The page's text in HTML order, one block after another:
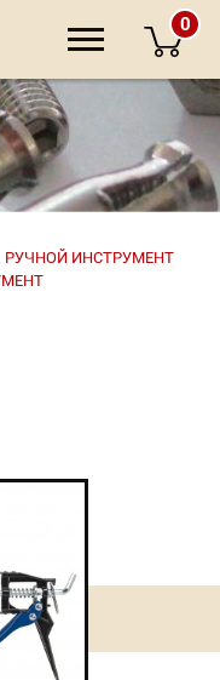
0
РУЧНОЙ ИНСТРУМЕНТ